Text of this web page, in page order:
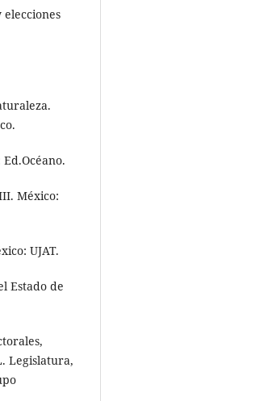
México:
UJAT.
Estado de
Legislatura,